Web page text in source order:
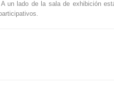
lado de la sala de exhibición